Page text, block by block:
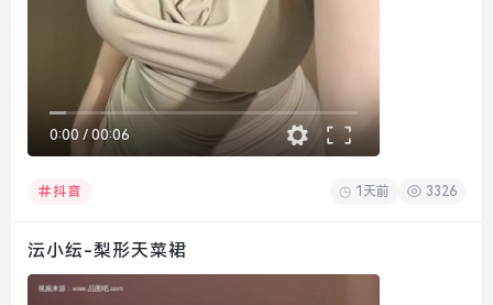
0:00 / 00:06
抖音 1天前 3326
沄小纭-梨形天菜裙